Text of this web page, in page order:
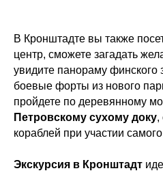
В Кронштадте вы также
центр, сможете загадать
увидите панораму финского
боевые форты из нового
пройдете по деревянному
Петровскому сухому доку,
кораблей при участии
Экскурсия в Кронштадт